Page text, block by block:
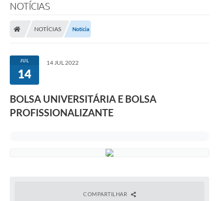
NOTÍCIAS
NOTÍCIAS Notícia
JUL
14
14 JUL 2022
BOLSA UNIVERSITÁRIA E BOLSA
PROFISSIONALIZANTE
COMPARTILHAR